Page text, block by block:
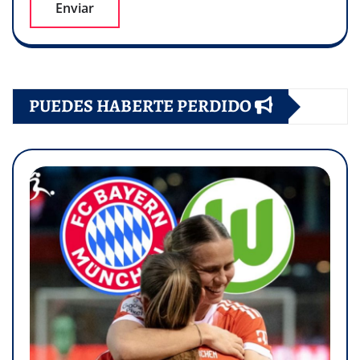
PUEDES HABERTE PERDIDO